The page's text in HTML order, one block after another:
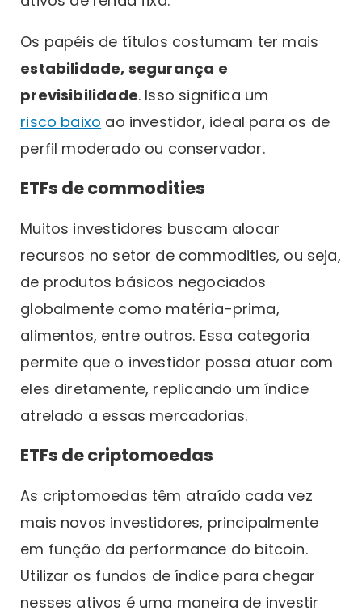
Os papéis de títulos costumam ter mais
estabilidade, segurança e
previsibilidade. Isso significa um
risco baixo ao investidor, ideal para os de
perfil moderado ou conservador.
ETFs de commodities
Muitos investidores buscam alocar
recursos no setor de commodities, ou seja,
de produtos básicos negociados
globalmente como matéria-prima,
alimentos, entre outros. Essa categoria
permite que o investidor possa atuar com
eles diretamente, replicando um índice
atrelado a essas mercadorias.
ETFs de criptomoedas
As criptomoedas têm atraído cada vez
mais novos investidores, principalmente
em função da performance do bitcoin.
Utilizar os fundos de índice para chegar
nesses ativos é uma maneira de investir